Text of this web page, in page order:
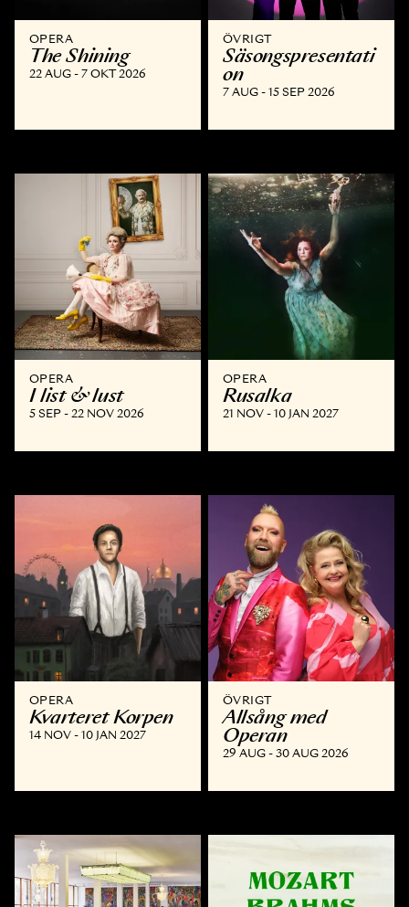
OPERA
The Shining
22 AUG - 7 OKT 2026
ÖVRIGT
Säsongspresentati
on
7 AUG - 15 SEP 2026
OPERA
I list & lust
5 SEP - 22 NOV 2026
OPERA
Rusalka
21 NOV - 10 JAN 2027
OPERA
Kvarteret Korpen
14 NOV - 10 JAN 2027
ÖVRIGT
Allsång med
Operan
29 AUG - 30 AUG 2026